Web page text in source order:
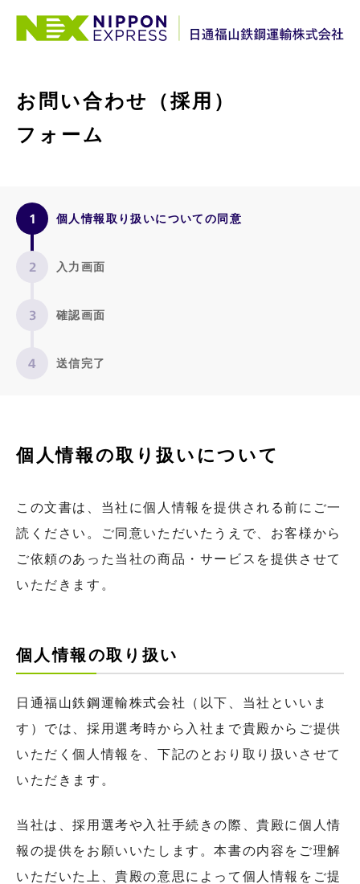
お問い合わせ（採用）
フォーム
個人情報取り扱いについての同意
入力画面
確認画面
送信完了
個人情報の取り扱いについて
この文書は、当社に個人情報を提供される前にご一
読ください。ご同意いただいたうえで、お客様から
ご依頼のあった当社の商品・サービスを提供させて
いただきます。
個人情報の取り扱い
日通福山鉄鋼運輸株式会社（以下、当社といいま
す）では、採用選考時から入社まで貴殿からご提供
いただく個人情報を、下記のとおり取り扱いさせて
いただきます。
当社は、採用選考や入社手続きの際、貴殿に個人情
報の提供をお願いいたします。本書の内容をご理解
いただいた上、貴殿の意思によって個人情報をご提